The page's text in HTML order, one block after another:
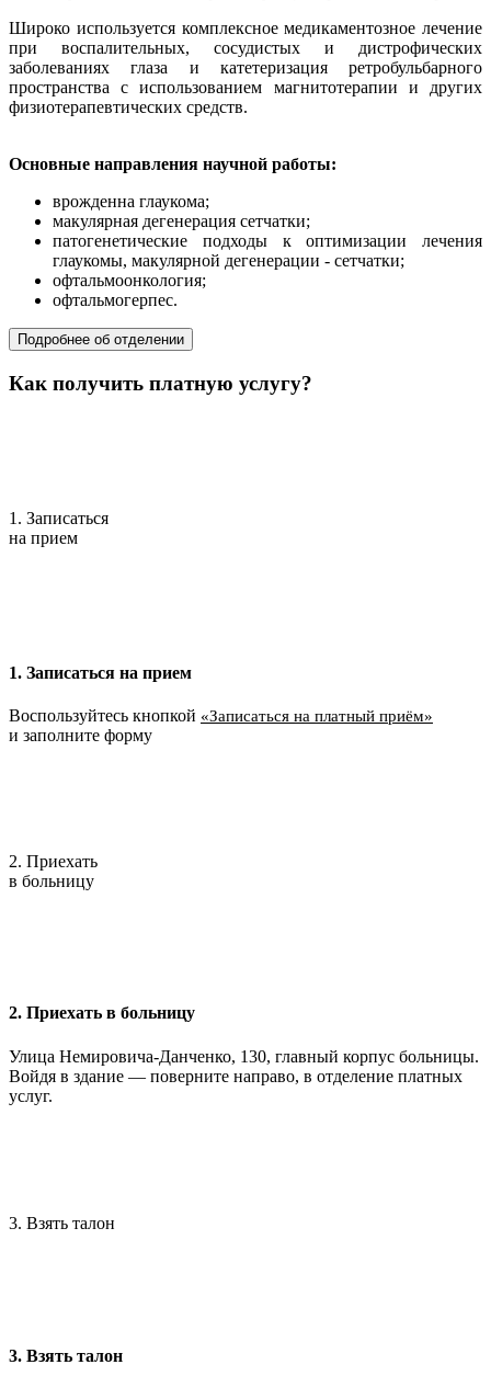
Широко используется комплексное медикаментозное лечение
при воспалительных, сосудистых и дистрофических
заболеваниях глаза и катетеризация ретробульбарного
пространства с использованием магнитотерапии и других
физиотерапевтических средств.
Основные направления научной работы:
врожденна глаукома;
макулярная дегенерация сетчатки;
патогенетические подходы к оптимизации лечения
глаукомы, макулярной дегенерации - сетчатки;
офтальмоонкология;
офтальмогерпес.
Подробнее об отделении
Как получить платную услугу?
1. Записаться
на прием
1. Записаться на прием
Воспользуйтесь кнопкой «Записаться на платный приём»
и заполните форму
2. Приехать
в больницу
2. Приехать в больницу
Улица Немировича-Данченко, 130, главный корпус больницы.
Войдя в здание — поверните направо, в отделение платных
услуг.
3. Взять талон
3. Взять талон